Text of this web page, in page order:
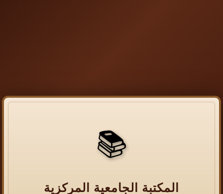
📚
المكتبة الجامعية المركزية